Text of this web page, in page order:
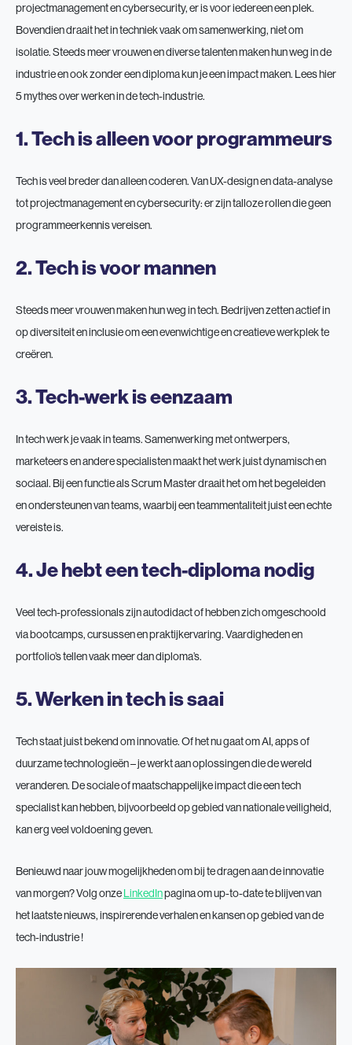
projectmanagement en cybersecurity, er is voor iedereen een plek.
Bovendien draait het in techniek vaak om samenwerking, niet om
isolatie. Steeds meer vrouwen en diverse talenten maken hun weg in de
industrie en ook zonder een diploma kun je een impact maken. Lees hier
5 mythes over werken in de tech-industrie.
1. Tech is alleen voor programmeurs
Tech is veel breder dan alleen coderen. Van UX-design en data-analyse
tot projectmanagement en cybersecurity: er zijn talloze rollen die geen
programmeerkennis vereisen.
2. Tech is voor mannen
Steeds meer vrouwen maken hun weg in tech. Bedrijven zetten actief in
op diversiteit en inclusie om een evenwichtige en creatieve werkplek te
creëren.
3. Tech-werk is eenzaam
In tech werk je vaak in teams. Samenwerking met ontwerpers,
marketeers en andere specialisten maakt het werk juist dynamisch en
sociaal. Bij een functie als Scrum Master draait het om het begeleiden
en ondersteunen van teams, waarbij een teammentaliteit juist een echte
vereiste is.
4. Je hebt een tech-diploma nodig
Veel tech-professionals zijn autodidact of hebben zich omgeschoold
via bootcamps, cursussen en praktijkervaring. Vaardigheden en
portfolio’s tellen vaak meer dan diploma’s.
5. Werken in tech is saai
Tech staat juist bekend om innovatie. Of het nu gaat om AI, apps of
duurzame technologieën – je werkt aan oplossingen die de wereld
veranderen. De sociale of maatschappelijke impact die een tech
specialist kan hebben, bijvoorbeeld op gebied van nationale veiligheid,
kan erg veel voldoening geven.
Benieuwd naar jouw mogelijkheden om bij te dragen aan de innovatie
van morgen? Volg onzeLinkedInpagina om up-to-date te blijven van
het laatste nieuws, inspirerende verhalen en kansen op gebied van de
tech-industrie !